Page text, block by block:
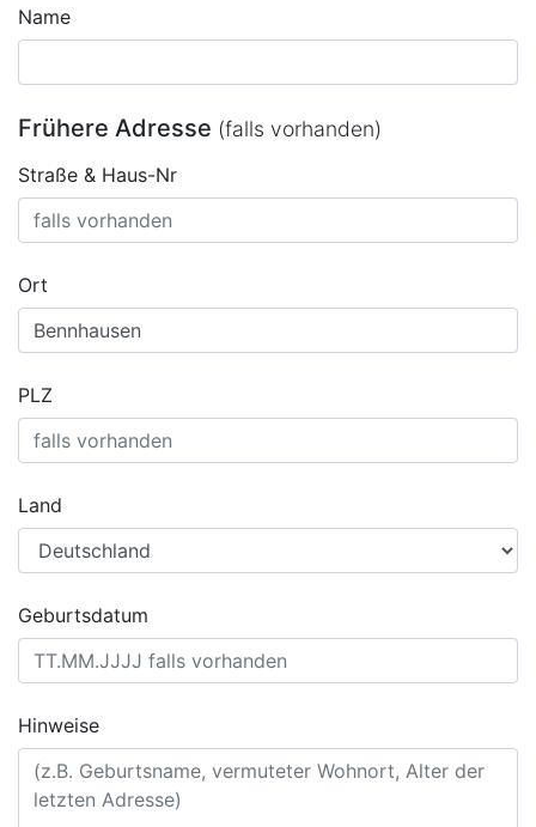
Name
Frühere Adresse (falls vorhanden)
Straße & Haus-Nr
Ort
PLZ
Land
Geburtsdatum
Hinweise